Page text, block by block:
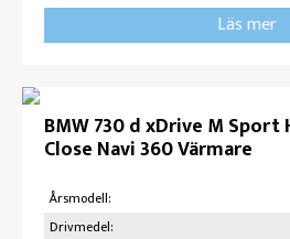
Läs mer
BMW 730 d xDrive M
Close Navi 360 Värmare
Årsmodell:
Drivmedel: